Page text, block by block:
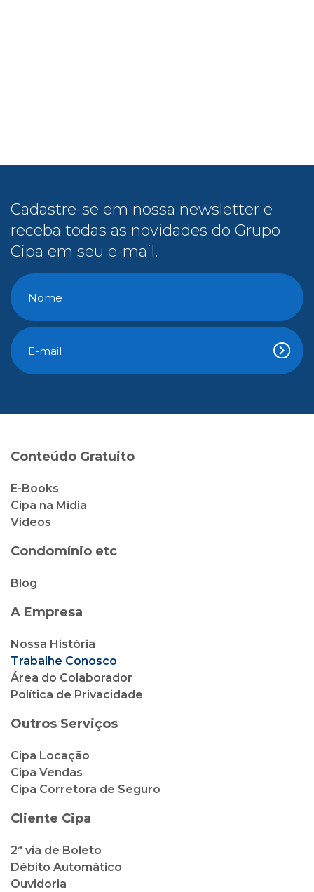
Cadastre-se em nossa newsletter e
receba todas as novidades do Grupo
Cipa em seu e-mail.
Conteúdo Gratuito
E-Books
Cipa na Mídia
Vídeos
Condomínio etc
Blog
A Empresa
Nossa História
Trabalhe Conosco
Área do Colaborador
Política de Privacidade
Outros Serviços
Cipa Locação
Cipa Vendas
Cipa Corretora de Seguro
Cliente Cipa
2ª via de Boleto
Débito Automático
Ouvidoria